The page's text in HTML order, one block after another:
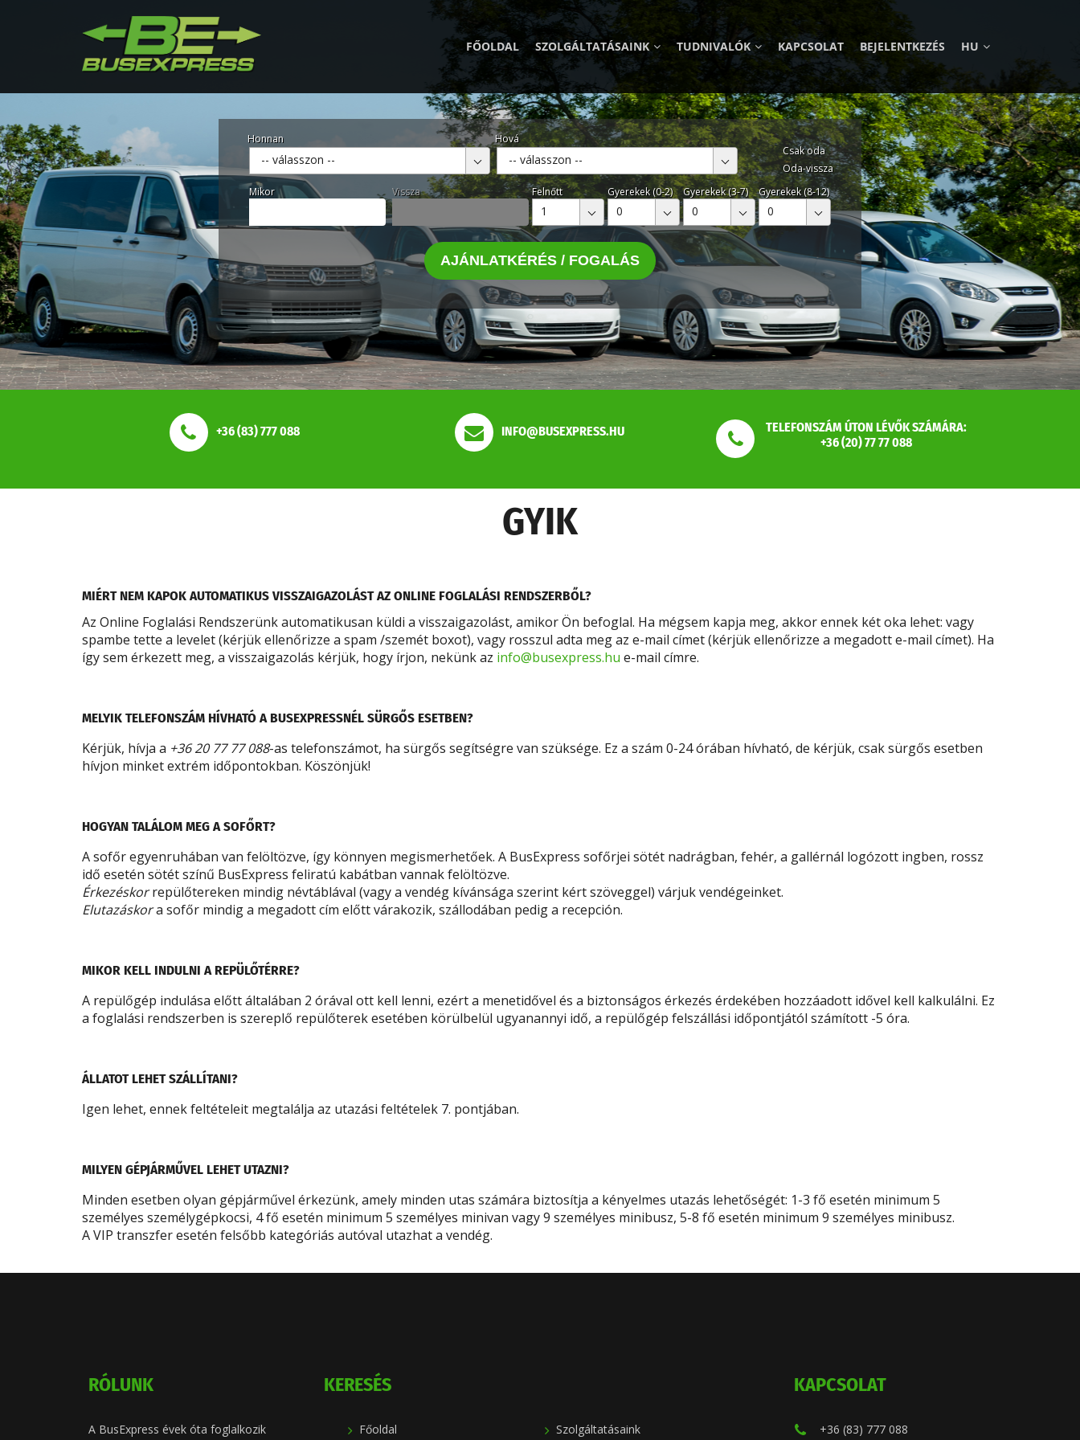
FŐOLDAL SZOLGÁLTATÁSAINK TUDNIVALÓK KAPCSOLAT BEJELENTKEZÉS HU
Honnan
-- válasszon --
Hová
-- válasszon --
Csak oda
Oda-vissza
Mikor
Vissza Felnőtt
1
Gyerekek (0-2)
0
Gyerekek (3-7)
0
Gyerekek (8-12)
0
AJÁNLATKÉRÉS / FOGALÁS
+36 (83) 777 088 INFO@BUSEXPRESS.HU
TELEFONSZÁM ÚTON LÉVŐK SZÁMÁRA:
+36 (20) 77 77 088
GYIK
MIÉRT NEM KAPOK AUTOMATIKUS VISSZAIGAZOLÁST AZ ONLINE FOGLALÁSI RENDSZERBŐL?
Az Online Foglalási Rendszerünk automatikusan küldi a visszaigazolást, amikor Ön befoglal. Ha mégsem kapja meg, akkor ennek két oka lehet: vagy
spambe tette a levelet (kérjük ellenőrizze a spam /szemét boxot), vagy rosszul adta meg az e-mail címet (kérjük ellenőrizze a megadott e-mail címet). Ha
így sem érkezett meg, a visszaigazolás kérjük, hogy írjon, nekünk az info@busexpress.hu e-mail címre.
MELYIK TELEFONSZÁM HÍVHATÓ A BUSEXPRESSNÉL SÜRGŐS ESETBEN?
Kérjük, hívja a +36 20 77 77 088-as telefonszámot, ha sürgős segítségre van szüksége. Ez a szám 0-24 órában hívható, de kérjük, csak sürgős esetben
hívjon minket extrém időpontokban. Köszönjük!
HOGYAN TALÁLOM MEG A SOFŐRT?
A sofőr egyenruhában van felöltözve, így könnyen megismerhetőek. A BusExpress sofőrjei sötét nadrágban, fehér, a gallérnál logózott ingben, rossz
idő esetén sötét színű BusExpress feliratú kabátban vannak felöltözve.
Érkezéskorrepülőtereken mindig névtáblával (vagy a vendég kívánsága szerint kért szöveggel) várjuk vendégeinket.
Elutazáskora sofőr mindig a megadott cím előtt várakozik, szállodában pedig a recepción.
MIKOR KELL INDULNI A REPÜLŐTÉRRE?
A repülőgép indulása előtt általában 2 órával ott kell lenni, ezért a menetidővel és a biztonságos érkezés érdekében hozzáadott idővel kell kalkulálni. Ez
a foglalási rendszerben is szereplő repülőterek esetében körülbelül ugyanannyi idő, a repülőgép felszállási időpontjától számított -5 óra.
ÁLLATOT LEHET SZÁLLÍTANI?
Igen lehet, ennek feltételeit megtalálja az utazási feltételek 7. pontjában.
MILYEN GÉPJÁRMŰVEL LEHET UTAZNI?
Minden esetben olyan gépjárművel érkezünk, amely minden utas számára biztosítja a kényelmes utazás lehetőségét: 1-3 fő esetén minimum 5
személyes személygépkocsi, 4 fő esetén minimum 5 személyes minivan vagy 9 személyes minibusz, 5-8 fő esetén minimum 9 személyes minibusz.
A VIP transzfer esetén felsőbb kategóriás autóval utazhat a vendég.
RÓLUNK
A BusExpress évek óta foglalkozik
KERESÉS
Főoldal Szolgáltatásaink
KAPCSOLAT
+36 (83) 777 088